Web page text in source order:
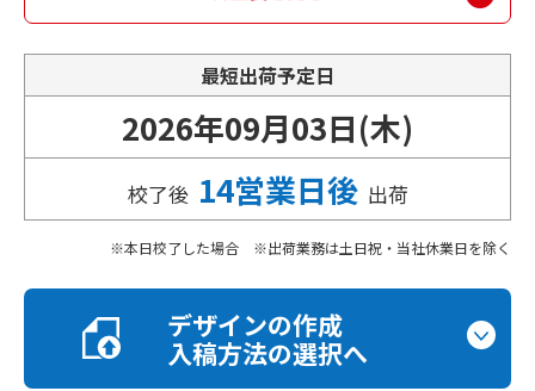
最短出荷予定日
2026年09月03日(木)
校了後 14営業日後 出荷
本日校了した場合 ※出荷業務は土日祝・当社休業日を除く
デザインの作成
入稿方法の選択へ